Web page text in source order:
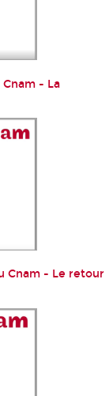
- La
Cnam - Le retour